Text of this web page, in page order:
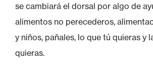
se cambiará el dorsal por algo de
alimentos no perecederos,
y niños, pañales, lo que tú quieras y
quieras.